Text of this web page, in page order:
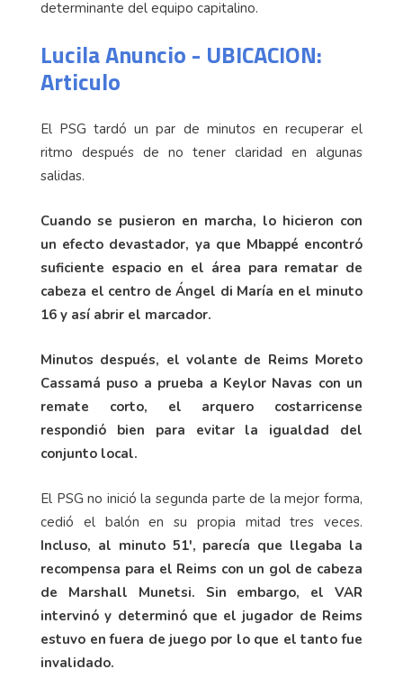
determinante del equipo capitalino.
Lucila Anuncio - UBICACION:
Articulo
El PSG tardó un par de minutos en recuperar el
ritmo después de no tener claridad en algunas
salidas.
Cuando se pusieron en marcha, lo hicieron con
un efecto devastador, ya que Mbappé encontró
suficiente espacio en el área para rematar de
cabeza el centro de Ángel di María en el minuto
16 y así abrir el marcador.
Minutos después, el volante de Reims Moreto
Cassamá puso a prueba a Keylor Navas con un
remate corto, el arquero costarricense
respondió bien para evitar la igualdad del
conjunto local.
El PSG no inició la segunda parte de la mejor forma,
cedió el balón en su propia mitad tres veces.
Incluso, al minuto 51', parecía que llegaba la
recompensa para el Reims con un gol de cabeza
de Marshall Munetsi. Sin embargo, el VAR
intervinó y determinó que el jugador de Reims
estuvo en fuera de juego por lo que el tanto fue
invalidado.